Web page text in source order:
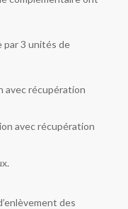
par 3 unités de
avec récupération
avec récupération
des